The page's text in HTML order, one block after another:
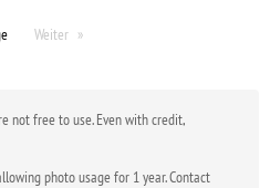
Weiter
not free to use. Even with credit,
photo usage for 1 year. Contact